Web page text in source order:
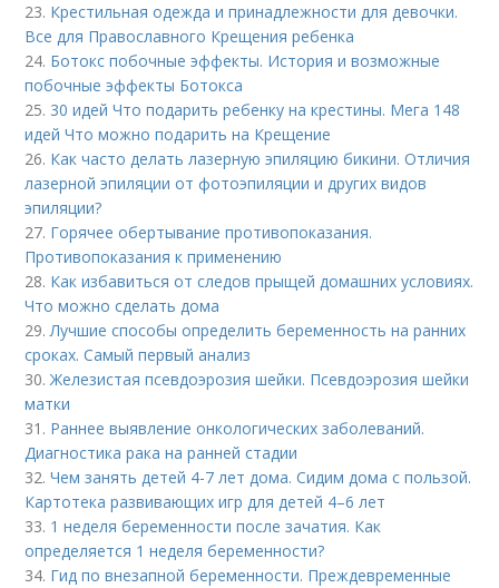
23. Крестильная одежда и принадлежности для девочки.
Все для Православного Крещения ребенка
24. Ботокс побочные эффекты. История и возможные
побочные эффекты Ботокса
25. 30 идей Что подарить ребенку на крестины. Мега 148
идей Что можно подарить на Крещение
26. Как часто делать лазерную эпиляцию бикини. Отличия
лазерной эпиляции от фотоэпиляции и других видов
эпиляции?
27. Горячее обертывание противопоказания.
Противопоказания к применению
28. Как избавиться от следов прыщей домашних условиях.
Что можно сделать дома
29.Лучшие способы определить беременность на ранних
сроках. Самый первый анализ
30.Железистая псевдоэрозия шейки. Псевдоэрозия шейки
матки
31. Раннее выявление онкологических заболеваний.
Диагностика рака на ранней стадии
32.Чем занять детей 4-7 лет дома. Сидим дома с пользой.
Картотека развивающих игр для детей 4–6 лет
33. 1 неделя беременности после зачатия. Как
определяется 1 неделя беременности?
34. Гид по внезапной беременности. Преждевременные